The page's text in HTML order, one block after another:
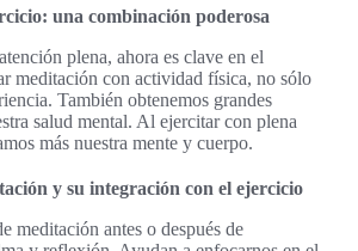
una combinación poderosa
plena, ahora es clave en el
meditación con actividad física, no sólo
También obtenemos grandes
salud mental. Al ejercitar con plena
más nuestra mente y cuerpo.
y su integración con el ejercicio
meditación antes o después de